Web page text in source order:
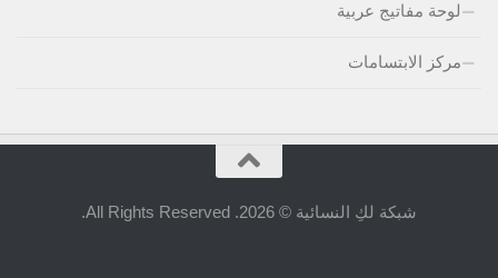
لوحة مفاتيج عربية
مركز الابتسامات
شبكة لكِ النسائية © 2026. All Rights Reserved.